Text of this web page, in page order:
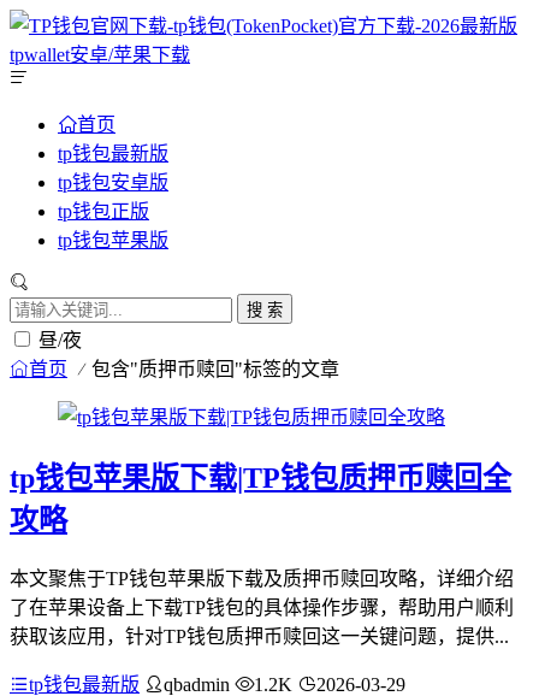
首页
tp钱包最新版
tp钱包安卓版
tp钱包正版
tp钱包苹果版
搜 索
昼/夜
首页 包含"质押币赎回"标签的文章
tp钱包苹果版下载|TP钱包质押币赎回全
攻略
本文聚焦于TP钱包苹果版下载及质押币赎回攻略，详细介绍
了在苹果设备上下载TP钱包的具体操作步骤，帮助用户顺利
获取该应用，针对TP钱包质押币赎回这一关键问题，提供...
tp钱包最新版 qbadmin 1.2K 2026-03-29